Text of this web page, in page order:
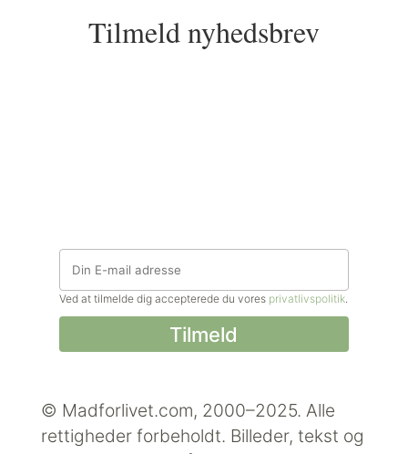
Tilmeld nyhedsbrev
Ved at tilmelde dig accepterede du vores privatlivspolitik.
© Madforlivet.com, 2000–2025. Alle
rettigheder forbeholdt. Billeder, tekst og